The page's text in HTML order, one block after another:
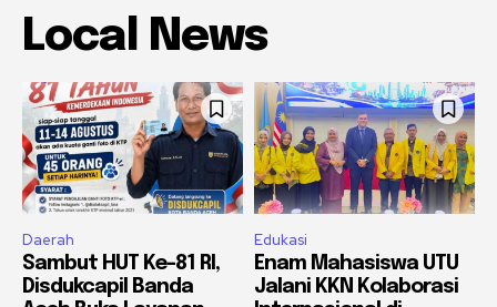
Local News
Daerah
Sambut HUT Ke-81 RI,
Disdukcapil Banda
Edukasi
Enam Mahasiswa UTU
Jalani KKN Kolaborasi